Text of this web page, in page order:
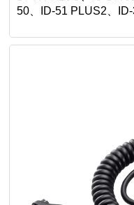
50、ID-51 PLUS2、